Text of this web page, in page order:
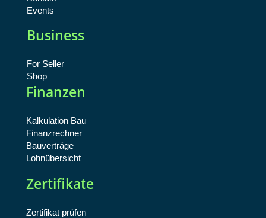
Events
Business
For Seller
Shop
Finanzen
Kalkulation Bau
Finanzrechner
Bauverträge
Lohnübersicht
Zertifikate
Zertifikat prüfen